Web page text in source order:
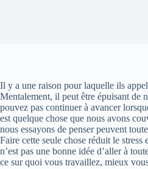
Il y a une raison pour laquelle ils
Mentalement, il peut être épuisant de
pouvez pas continuer à avancer
est quelque chose que nous avons
nous essayons de penser peuvent
Faire cette seule chose réduit le
n’est pas une bonne idée d’aller à
ce sur quoi vous travaillez, mieux